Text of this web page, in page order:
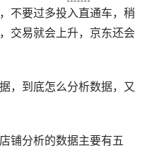
不要过多投入直通车，稍
交易就会上升，京东还会
，到底怎么分析数据，又
铺分析的数据主要有五